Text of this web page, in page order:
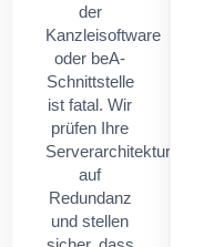
der
Kanzleisoftware
oder beA-
Schnittstelle
ist fatal. Wir
prüfen Ihre
Serverarchitektur
auf
Redundanz
und stellen